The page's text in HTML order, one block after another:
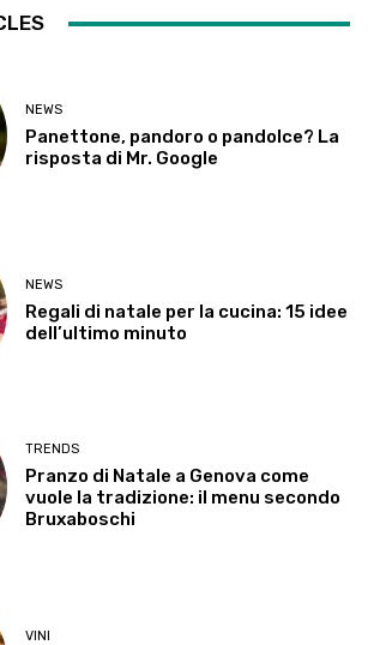
NEWS
Panettone, pandoro o pandolce? La
risposta di Mr. Google
NEWS
Regali di natale per la cucina: 15 idee
dell’ultimo minuto
TRENDS
Pranzo di Natale a Genova come
vuole la tradizione: il menu secondo
Bruxaboschi
VINI